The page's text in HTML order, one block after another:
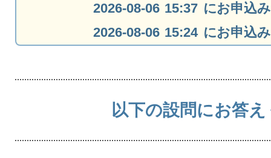
2026-08-06 15:37 にお申込
2026-08-06 15:24 にお申込
2026-08-06 14:47 にお申込
2026-08-06 14:18 にお申込
以下の設問にお答